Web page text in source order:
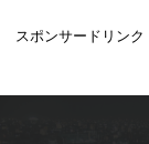
スポンサードリンク